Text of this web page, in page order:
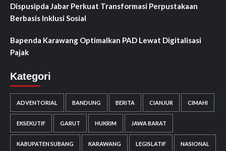
Dispusipda Jabar Perkuat Transformasi Perpustakaan
Berbasis Inklusi Sosial
Bapenda Karawang Optimalkan PAD Lewat Digitalisasi
Pajak
Kategori
ADVENTORIAL BANDUNG BERITA CIANJUR CIMAHI
EKSEKUTIF GARUT HUKRIM JAWA BARAT
KABUPATEN SUBANG KARAWANG LEGISLATIF NASIONAL